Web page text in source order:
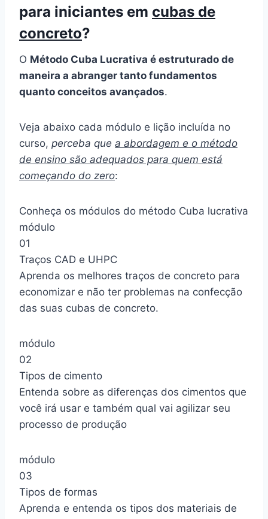
para iniciantes em cubas de
concreto?
O Método Cuba Lucrativa é estruturado de
maneira a abranger tanto fundamentos
quanto conceitos avançados.
Veja abaixo cada módulo e lição incluída no
curso, perceba que a abordagem e o método
de ensino são adequados para quem está
começando do zero:
Conheça os módulos do método Cuba lucrativa
módulo
01
Traços CAD e UHPC
Aprenda os melhores traços de concreto para
economizar e não ter problemas na confecção
das suas cubas de concreto.
módulo
02
Tipos de cimento
Entenda sobre as diferenças dos cimentos que
você irá usar e também qual vai agilizar seu
processo de produção
módulo
03
Tipos de formas
Aprenda e entenda os tipos dos materiais de